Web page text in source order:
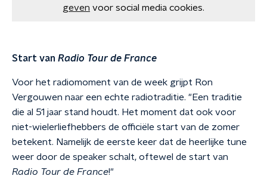
geven voor social media cookies.
Start van Radio Tour de France
Voor het radiomoment van de week grijpt Ron
Vergouwen naar een echte radiotraditie. "Een traditie
die al 51 jaar stand houdt. Het moment dat ook voor
niet-wielerliefhebbers de officiële start van de zomer
betekent. Namelijk de eerste keer dat de heerlijke tune
weer door de speaker schalt, oftewel de start van
Radio Tour de France!"